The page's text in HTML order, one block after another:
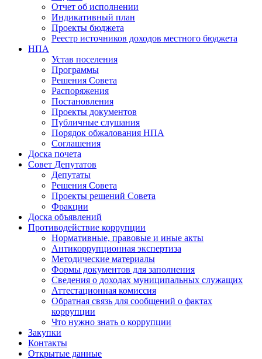
Отчет об исполнении
Индикативный план
Проекты бюджета
Реестр источников доходов местного бюджета
НПА
Устав поселения
Программы
Решения Совета
Распоряжения
Постановления
Проекты документов
Публичные слушания
Порядок обжалования НПА
Соглашения
Доска почета
Совет Депутатов
Депутаты
Решения Совета
Проекты решений Совета
Фракции
Доска объявлений
Противодействие коррупции
Нормативные, правовые и иные акты
Антикоррупционная экспертиза
Методические материалы
Формы документов для заполнения
Сведения о доходах муниципальных служащих
Аттестационная комиссия
Обратная связь для сообщений о фактах
коррупции
Что нужно знать о коррупции
Закупки
Контакты
Открытые данные